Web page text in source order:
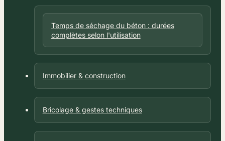
Temps de séchage du béton : durées
complètes selon l'utilisation
Immobilier & construction
Bricolage & gestes techniques